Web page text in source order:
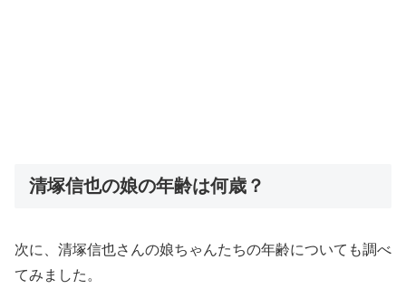
清塚信也の娘の年齢は何歳？
次に、清塚信也さんの娘ちゃんたちの年齢についても調べ
てみました。